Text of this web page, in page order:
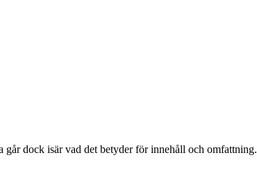
dock isär vad det betyder för innehåll och omfattning.